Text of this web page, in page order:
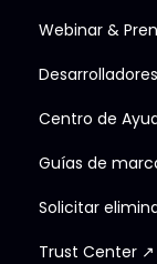
Webinar &
Centro de
Guías de
Solicitar
Trust Center ↗